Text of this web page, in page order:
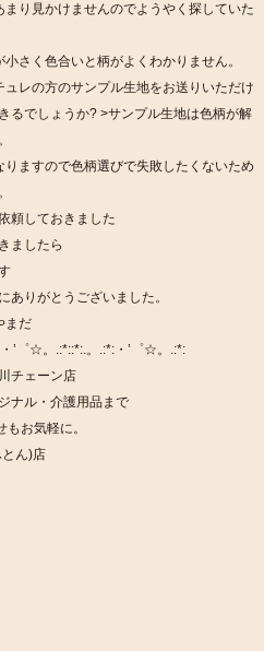
り見かけませんのでようやく探していた
さく色合いと柄がよくわかりません。
レの方のサンプル生地をお送りいただけ
るでしょうか? >サンプル生地は色柄が解
ますので色柄選びで失敗したくないため
頼しておきました
ましたら
ありがとうございました。
まだ
’゜☆。.:*::*:.。.:*:・’゜☆。.:*:
チェーン店
ナル・介護用品まで
お気軽に。
ん)店